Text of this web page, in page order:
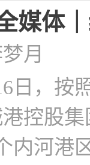
媒体
月
日，按
控股
内河港